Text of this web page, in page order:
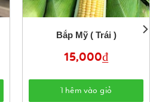
Bắp Mỹ ( Trái )
15,000₫
Thêm vào giỏ